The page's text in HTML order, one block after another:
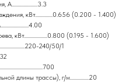
кВт...............0.656 (0.200 - 1.400)
кВт....................0.800 (0.195 - 1.600)
240/50/1
длины трассы), г/м................20